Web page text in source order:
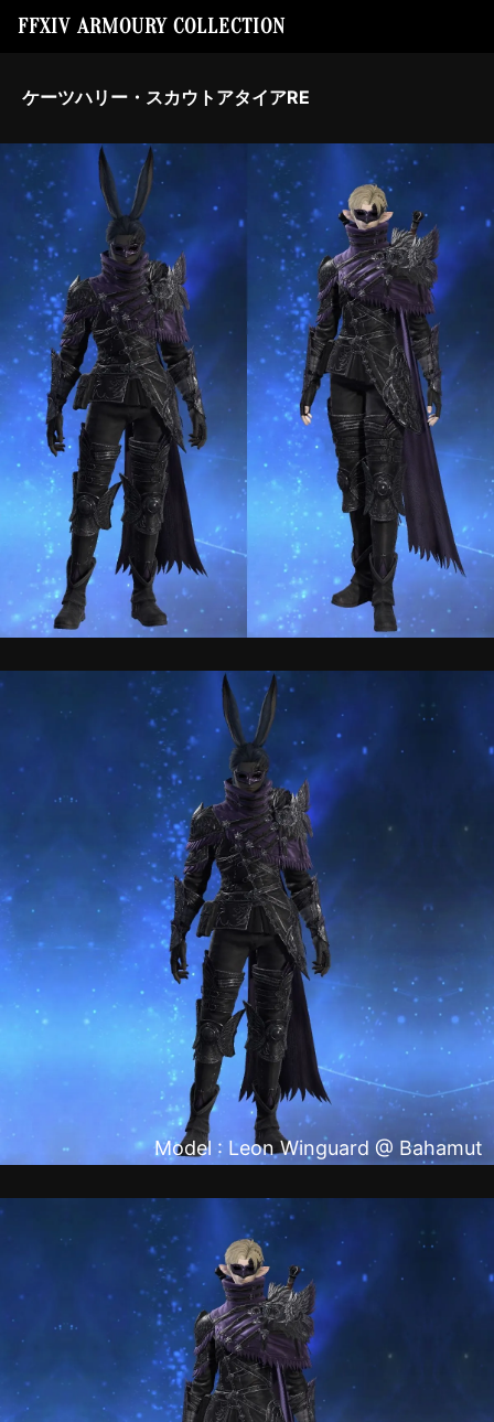
FFXIV ARMOURY COLLECTION
ケーツハリー・スカウトアタイアRE
Model : Leon Winguard @ Bahamut